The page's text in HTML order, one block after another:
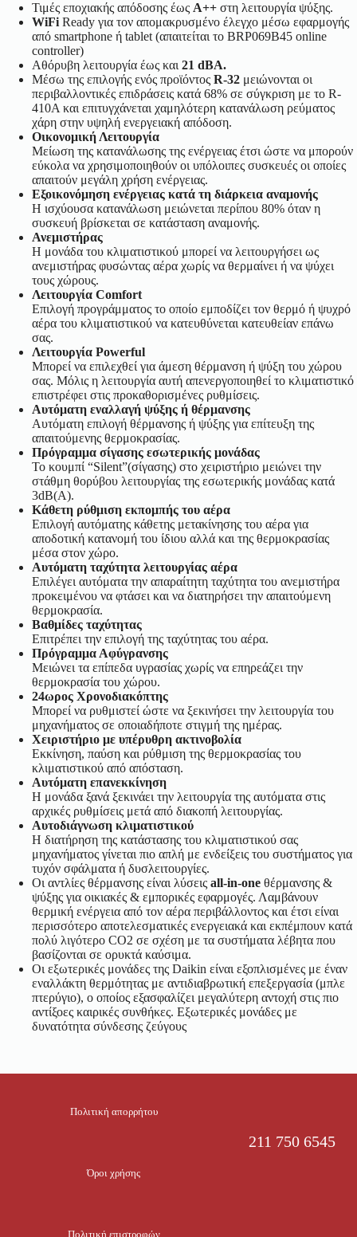
Τιμές εποχιακής απόδοσης έως Α++ στη λειτουργία ψύξης.
WiFi Ready για τον απομακρυσμένο έλεγχο μέσω εφαρμογής
από smartphone ή tablet (απαιτείται το BRP069B45 online
controller)
Αθόρυβη λειτουργία έως και 21 dBA.
Μέσω της επιλογής ενός προϊόντος R-32 μειώνονται οι
περιβαλλοντικές επιδράσεις κατά 68% σε σύγκριση με το R-
410A και επιτυγχάνεται χαμηλότερη κατανάλωση ρεύματος
χάρη στην υψηλή ενεργειακή απόδοση.
Οικονομική Λειτουργία
Μείωση της κατανάλωσης της ενέργειας έτσι ώστε να μπορούν
εύκολα να χρησιμοποιηθούν οι υπόλοιπες συσκευές οι οποίες
απαιτούν μεγάλη χρήση ενέργειας.
Εξοικονόμηση ενέργειας κατά τη διάρκεια αναμονής
Η ισχύουσα κατανάλωση μειώνεται περίπου 80% όταν η
συσκευή βρίσκεται σε κατάσταση αναμονής.
Ανεμιστήρας
Η μονάδα του κλιματιστικού μπορεί να λειτουργήσει ως
ανεμιστήρας φυσώντας αέρα χωρίς να θερμαίνει ή να ψύχει
τους χώρους.
Λειτουργία Comfort
Επιλογή προγράμματος το οποίο εμποδίζει τον θερμό ή ψυχρό
αέρα του κλιματιστικού να κατευθύνεται κατευθείαν επάνω
σας.
Λειτουργία Powerful
Μπορεί να επιλεχθεί για άμεση θέρμανση ή ψύξη του χώρου
σας. Μόλις η λειτουργία αυτή απενεργοποιηθεί το κλιματιστικό
επιστρέφει στις προκαθορισμένες ρυθμίσεις.
Αυτόματη εναλλαγή ψύξης ή θέρμανσης
Αυτόματη επιλογή θέρμανσης ή ψύξης για επίτευξη της
απαιτούμενης θερμοκρασίας.
Πρόγραμμα σίγασης εσωτερικής μονάδας
Το κουμπί “Silent”(σίγασης) στο χειριστήριο μειώνει την
στάθμη θορύβου λειτουργίας της εσωτερικής μονάδας κατά
3dB(A).
Κάθετη ρύθμιση εκπομπής του αέρα
Επιλογή αυτόματης κάθετης μετακίνησης του αέρα για
αποδοτική κατανομή του ίδιου αλλά και της θερμοκρασίας
μέσα στον χώρο.
Αυτόματη ταχύτητα λειτουργίας αέρα
Επιλέγει αυτόματα την απαραίτητη ταχύτητα του ανεμιστήρα
προκειμένου να φτάσει και να διατηρήσει την απαιτούμενη
θερμοκρασία.
Βαθμίδες ταχύτητας
Επιτρέπει την επιλογή της ταχύτητας του αέρα.
Πρόγραμμα Αφύγρανσης
Μειώνει τα επίπεδα υγρασίας χωρίς να επηρεάζει την
θερμοκρασία του χώρου.
24ωρος Χρονοδιακόπτης
Μπορεί να ρυθμιστεί ώστε να ξεκινήσει την λειτουργία του
μηχανήματος σε οποιαδήποτε στιγμή της ημέρας.
Χειριστήριο με υπέρυθρη ακτινοβολία
Εκκίνηση, παύση και ρύθμιση της θερμοκρασίας του
κλιματιστικού από απόσταση.
Αυτόματη επανεκκίνηση
Η μονάδα ξανά ξεκινάει την λειτουργία της αυτόματα στις
αρχικές ρυθμίσεις μετά από διακοπή λειτουργίας.
Αυτοδιάγνωση κλιματιστικού
Η διατήρηση της κατάστασης του κλιματιστικού σας
μηχανήματος γίνεται πιο απλή με ενδείξεις του συστήματος για
τυχόν σφάλματα ή δυσλειτουργίες.
Οι αντλίες θέρμανσης είναι λύσεις all-in-one θέρμανσης &
ψύξης για οικιακές & εμπορικές εφαρμογές. Λαμβάνουν
θερμική ενέργεια από τον αέρα περιβάλλοντος και έτσι είναι
περισσότερο αποτελεσματικές ενεργειακά και εκπέμπουν κατά
πολύ λιγότερο CO2 σε σχέση με τα συστήματα λέβητα που
βασίζονται σε ορυκτά καύσιμα.
Οι εξωτερικές μονάδες της Daikin είναι εξοπλισμένες με έναν
εναλλάκτη θερμότητας με αντιδιαβρωτική επεξεργασία (μπλε
πτερύγιο), ο οποίος εξασφαλίζει μεγαλύτερη αντοχή στις πιο
αντίξοες καιρικές συνθήκες. Εξωτερικές μονάδες με
δυνατότητα σύνδεσης ζεύγους
Πολιτική απορρήτου
Όροι χρήσης
Πολιτική επιστροφών
211 750 6545